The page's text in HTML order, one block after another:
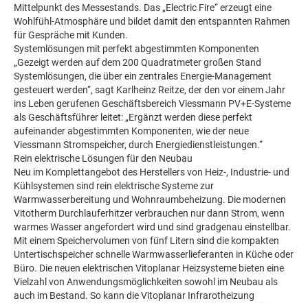
Mittelpunkt des Messestands. Das „Electric Fire“ erzeugt eine
Wohlfühl-Atmosphäre und bildet damit den entspannten Rahmen
für Gespräche mit Kunden.
Systemlösungen mit perfekt abgestimmten Komponenten
„Gezeigt werden auf dem 200 Quadratmeter großen Stand
Systemlösungen, die über ein zentrales Energie-Management
gesteuert werden“, sagt Karlheinz Reitze, der den vor einem Jahr
ins Leben gerufenen Geschäftsbereich Viessmann PV+E-Systeme
als Geschäftsführer leitet: „Ergänzt werden diese perfekt
aufeinander abgestimmten Komponenten, wie der neue
Viessmann Stromspeicher, durch Energiedienstleistungen.“
Rein elektrische Lösungen für den Neubau
Neu im Komplettangebot des Herstellers von Heiz-, Industrie- und
Kühlsystemen sind rein elektrische Systeme zur
Warmwasserbereitung und Wohnraumbeheizung. Die modernen
Vitotherm Durchlauferhitzer verbrauchen nur dann Strom, wenn
warmes Wasser angefordert wird und sind gradgenau einstellbar.
Mit einem Speichervolumen von fünf Litern sind die kompakten
Untertischspeicher schnelle Warmwasserlieferanten in Küche oder
Büro. Die neuen elektrischen Vitoplanar Heizsysteme bieten eine
Vielzahl von Anwendungsmöglichkeiten sowohl im Neubau als
auch im Bestand. So kann die Vitoplanar Infrarotheizung